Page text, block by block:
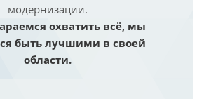
модернизации.
охватить всё, мы
быть лучшими в своей
области.